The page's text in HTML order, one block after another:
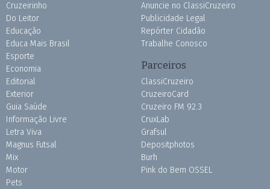
Cruzeirinho
Do Leitor
Educação
Educa Mais Brasil
Esporte
Economia
Editorial
Exterior
Guia Saúde
Informação Livre
Letra Viva
Magnus Futsal
Mix
Motor
Pets
Anuncie no ClassiCruzeiro
Publicidade Legal
Repórter Cidadão
Trabalhe Conosco
Parceiros
ClassiCruzeiro
CruzeiroCard
Cruzeiro FM 92.3
CruxLab
Grafsul
Depositphotos
Burh
Pink do Bem OSSEL